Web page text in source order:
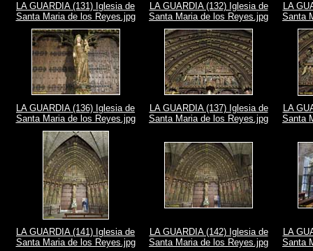
LA GUARDIA (131) Iglesia de
Santa Maria de los Reyes.jpg
LA GUARDIA (132) Iglesia de
Santa Maria de los Reyes.jpg
LA
Santa
LA GUARDIA (136) Iglesia de
Santa Maria de los Reyes.jpg
LA GUARDIA (137) Iglesia de
Santa Maria de los Reyes.jpg
LA
Santa
LA GUARDIA (141) Iglesia de
Santa Maria de los Reyes.jpg
LA GUARDIA (142) Iglesia de
Santa Maria de los Reyes.jpg
LA
Santa